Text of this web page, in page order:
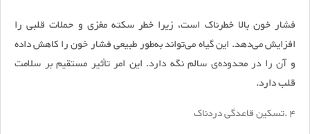
فشار خون بالا خطرناک است، زیرا خطر سکته مغزی و حملات قلبی را
افزایش می‌دهد. این گیاه می‌تواند به‌طور طبیعی فشار خون را کاهش داده
و آن را در محدوده‌‌ی سالم نگه دارد. این امر تأثیر مستقیم بر سلامت
قلب دارد.
۴.تسکین قاعدگی دردناک